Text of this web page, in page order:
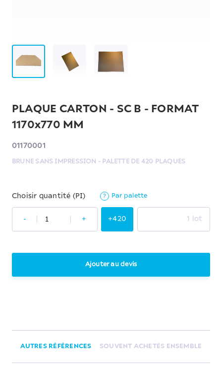
PLAQUE CARTON - SC B - FORMAT
1170x770 MM
01170001
BRUNE SANS IMPRESSION - PALETTE DE 420 PLAQUES
Choisir quantité (PI) ? Par palette
- + +420 1 lot
Ajouter au devis
AUTRES RÉFÉRENCES SOUVENT ACHETÉS ENSEMBLE